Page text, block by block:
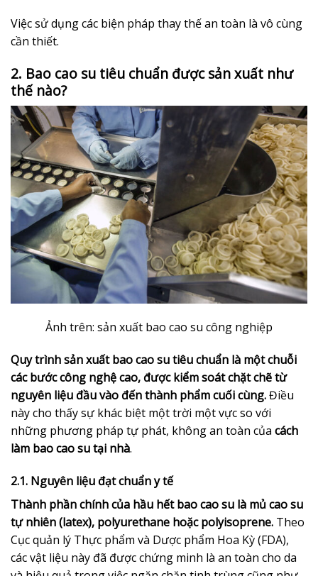
Việc sử dụng các biện pháp thay thế an toàn là vô cùng
cần thiết.
2. Bao cao su tiêu chuẩn được sản xuất như
thế nào?
Ảnh trên: sản xuất bao cao su công nghiệp
Quy trình sản xuất bao cao su tiêu chuẩn là một chuỗi
các bước công nghệ cao, được kiểm soát chặt chẽ từ
nguyên liệu đầu vào đến thành phẩm cuối cùng.Điều
này cho thấy sự khác biệt một trời một vực so với
những phương pháp tự phát, không an toàn của cách
làm bao cao su tại nhà.
2.1. Nguyên liệu đạt chuẩn y tế
Thành phần chính của hầu hết bao cao su là mủ cao su
tự nhiên (latex), polyurethane hoặc polyisoprene. Theo
Cục quản lý Thực phẩm và Dược phẩm Hoa Kỳ (FDA),
các vật liệu này đã được chứng minh là an toàn cho da